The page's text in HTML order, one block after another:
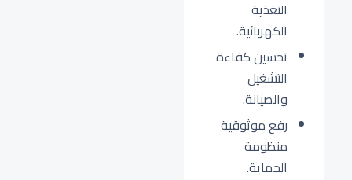
التغذية
الكهربائية.
تحسين كفاءة
التشغيل
والصيانة.
رفع موثوقية
منظومة
الحماية.